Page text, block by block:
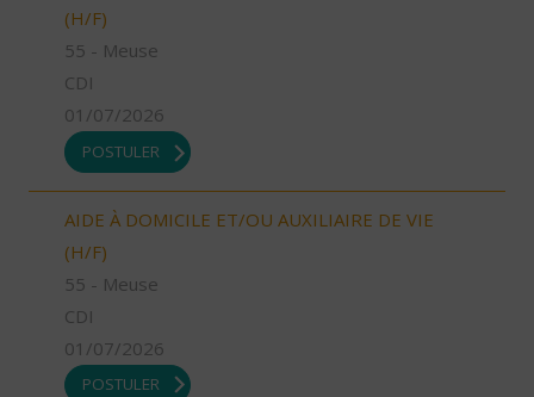
(H/F)
55 - Meuse
CDI
01/07/2026
POSTULER
AIDE À DOMICILE ET/OU AUXILIAIRE DE VIE
(H/F)
55 - Meuse
CDI
01/07/2026
POSTULER